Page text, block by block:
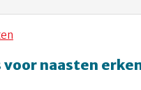
naasten